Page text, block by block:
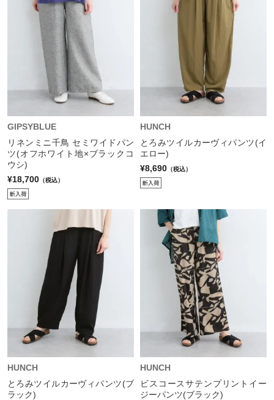
GIPSYBLUE
リネンミニ千鳥 セミワイドパン
ツ(オフホワイト地×ブラックコ
ウシ)
¥18,700 （税込）
HUNCH
とろみツイルカーヴィパンツ(イ
エロー)
¥8,690 （税込）
HUNCH
とろみツイルカーヴィパンツ(ブ
ラック)
HUNCH
ビスコースサテンプリントイー
ジーパンツ(ブラック)